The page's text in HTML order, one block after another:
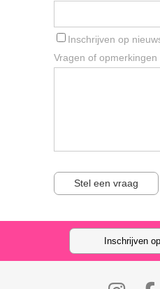
Inschrijven op
Vragen of opmerkingen
Stel een vraag
Inschrijven